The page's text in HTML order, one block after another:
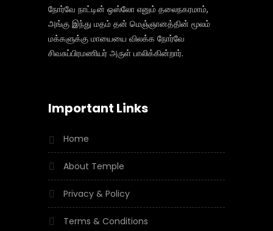
நோர்வே நாட்டின் ஒஸ்லோ எனும் தலைநகரமாம்,
அங்கு இந்து மதம் தன் மெஞ்ஞானத்தின் மூலம்
மக்களுக்கு மாயையை விலக்க நோர்வே
சிவசுப்பிரமணியர் அருள் பாலிக்கின்றார்.
Important Links
Home
About Temple
Privacy & Policy
Terms & Conditions